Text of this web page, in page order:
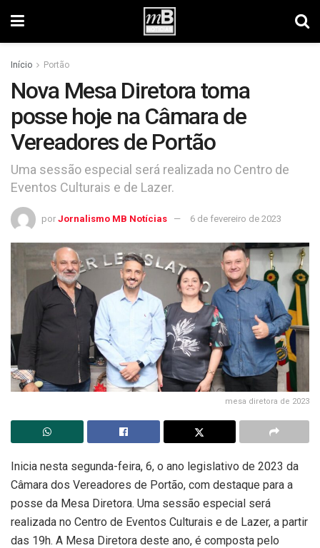
Início Portão
Nova Mesa Diretora toma
posse hoje na Câmara de
Vereadores de Portão
Uma sessão especial será realizada no Centro de
Eventos Culturais e de Lazer.
por Jornalismo MB Notícias 6 de fevereiro de 2023
mesa diretora de 2023
Inicia nesta segunda-feira, 6, o ano legislativo de 2023 da
Câmara dos Vereadores de Portão, com destaque para a
posse da Mesa Diretora. Uma sessão especial será
realizada no Centro de Eventos Culturais e de Lazer, a partir
das 19h. A Mesa Diretora deste ano, é composta pelo